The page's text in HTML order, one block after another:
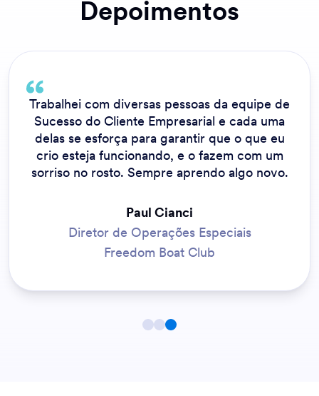
Depoimentos
Trabalhei com diversas pessoas da equipe de
Sucesso do Cliente Empresarial e cada uma
delas se esforça para garantir que o que eu
crio esteja funcionando, e o fazem com um
sorriso no rosto. Sempre aprendo algo novo.
Paul Cianci
Diretor de Operações Especiais
Freedom Boat Club